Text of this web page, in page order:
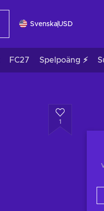
Svenska USD
FC27 Spelpoäng ⚡
1